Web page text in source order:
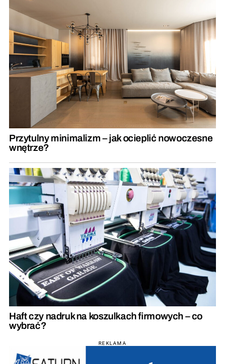
Przytulny minimalizm – jak ocieplić nowoczesne
wnętrze?
Haft czy nadruk na koszulkach firmowych – co
wybrać?
REKLAMA